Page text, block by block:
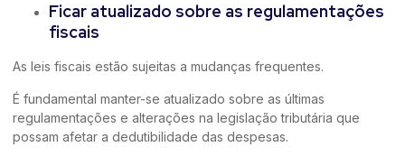
Ficar atualizado sobre as regulamentações
fiscais
As leis fiscais estão sujeitas a mudanças frequentes.
É fundamental manter-se atualizado sobre as últimas
regulamentações e alterações na legislação tributária que
possam afetar a dedutibilidade das despesas.